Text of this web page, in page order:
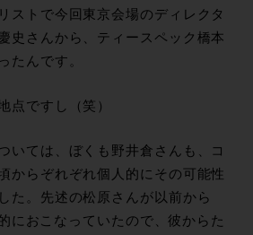
ストで今回東京会場のディレクタ
史さんから、ティースペック橋本
たんです。
点ですし（笑）
いては、ぼくも野井倉さんも、コ
からぞれぞれ個人的にその可能性
た。先述の松原さんが以前から
におこなっていたので、彼からた